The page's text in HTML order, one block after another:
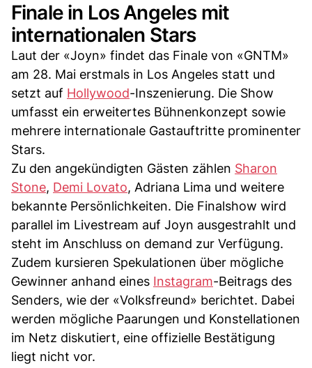
Finale in Los Angeles mit
internationalen Stars
Laut der «Joyn» findet das Finale von «GNTM»
am 28. Mai erstmals in Los Angeles statt und
setzt auf Hollywood-Inszenierung. Die Show
umfasst ein erweitertes Bühnenkonzept sowie
mehrere internationale Gastauftritte prominenter
Stars.
Zu den angekündigten Gästen zählen Sharon
Stone, Demi Lovato, Adriana Lima und weitere
bekannte Persönlichkeiten. Die Finalshow wird
parallel im Livestream auf Joyn ausgestrahlt und
steht im Anschluss on demand zur Verfügung.
Zudem kursieren Spekulationen über mögliche
Gewinner anhand eines Instagram-Beitrags des
Senders, wie der «Volksfreund» berichtet. Dabei
werden mögliche Paarungen und Konstellationen
im Netz diskutiert, eine offizielle Bestätigung
liegt nicht vor.